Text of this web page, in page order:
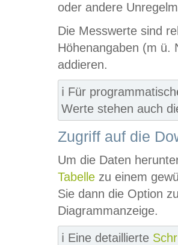
oder andere
Die Messwerte sind
Höhenangaben (m ü.
addieren.
ℹ️ Für
Werte stehen auch
Zugriff auf die
Um die Daten
Tabelle zu einem
Sie dann die Option
Diagrammanzeige.
ℹ️ Eine detaillierte